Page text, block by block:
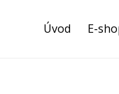
Warning: Creating
Úvod E-